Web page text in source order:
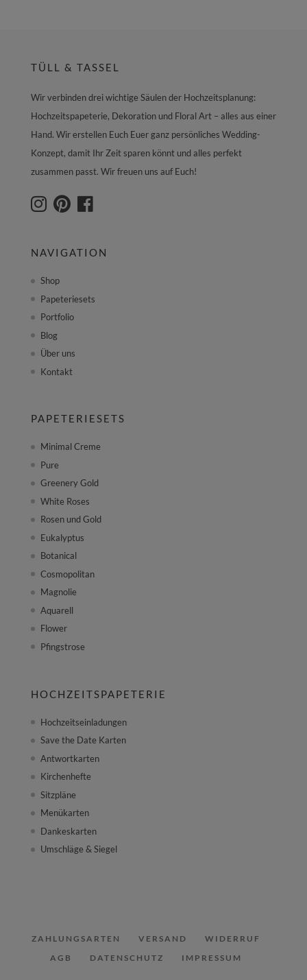
TÜLL & TASSEL
Wir verbinden drei wichtige Säulen der Hochzeitsplanung:
Hochzeitspapeterie, Dekoration und Floral Art – alles aus einer
Hand. Wir erstellen Euch Euer ganz persönliches Wedding-
Konzept, damit Ihr Zeit sparen könnt und alles perfekt
zusammen passt. Wir freuen uns auf Euch!
NAVIGATION
Shop
Papeteriesets
Portfolio
Blog
Über uns
Kontakt
PAPETERIESETS
Minimal Creme
Pure
Greenery Gold
White Roses
Rosen und Gold
Eukalyptus
Botanical
Cosmopolitan
Magnolie
Aquarell
Flower
Pfingstrose
HOCHZEITSPAPETERIE
Hochzeitseinladungen
Save the Date Karten
Antwortkarten
Kirchenhefte
Sitzpläne
Menükarten
Dankeskarten
Umschläge & Siegel
ZAHLUNGSARTEN VERSAND
WIDERRUF
AGB
DATENSCHUTZ IMPRESSUM